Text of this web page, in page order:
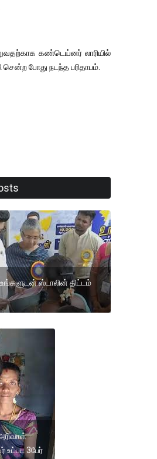
கண்டெய்னர் லாரியில்
போது நடந்த பரிதாபம்.
ஸ்டாலின் திட்டம்
உட்பட 3பேர்